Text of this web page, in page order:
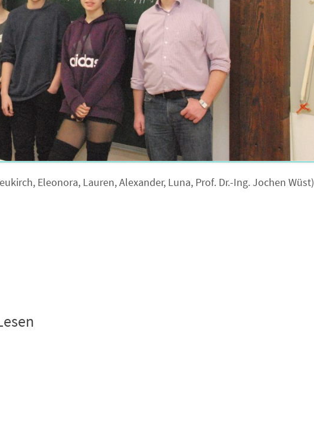
Eleonora, Lauren, Alexander, Luna, Prof. Dr.-Ing. Jochen Wüst)